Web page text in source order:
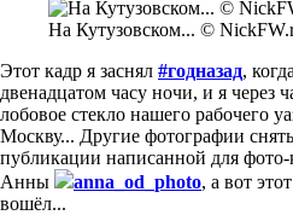
На Кутузовском... ©
Этот кадр я заснял #годназад,
двенадцатом часу ночи, и я через
лобовое стекло нашего рабочего
Москву... Другие фотографии
публикации написанной для фото-
Анны
anna_od_photo, а вот
вошёл...